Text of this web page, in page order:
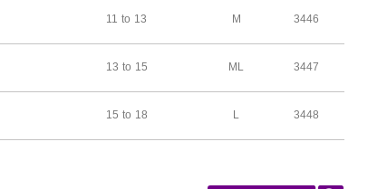
3446
M
11 to 13
3447
ML
13 to 15
3448
L
15 to 18